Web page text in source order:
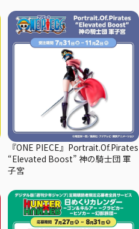
『ONE PIECE』Portrait.Of.Pirates
“Elevated Boost” 神の騎士団 軍
子宮